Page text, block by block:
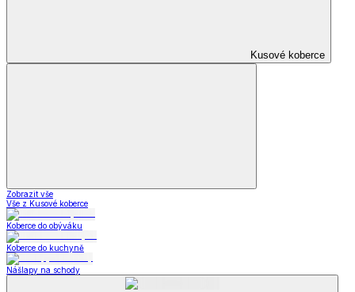
Kusové koberce
Zobrazit vše
Vše z Kusové koberce
Koberce do obýváku
Koberce do kuchyně
Nášlapy na schody